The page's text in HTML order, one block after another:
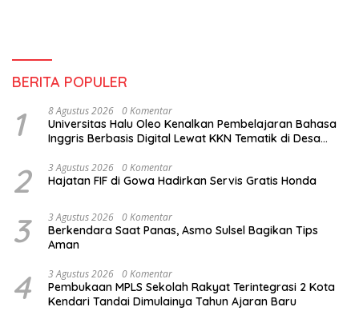
BERITA POPULER
1 8 Agustus 2026 0 Komentar
Universitas Halu Oleo Kenalkan Pembelajaran Bahasa
Inggris Berbasis Digital Lewat KKN Tematik di Desa
2 3 Agustus 2026 0 Komentar
Hajatan FIF di Gowa Hadirkan Servis Gratis Honda
3 3 Agustus 2026 0 Komentar
Berkendara Saat Panas, Asmo Sulsel Bagikan Tips
Aman
4 3 Agustus 2026 0 Komentar
Pembukaan MPLS Sekolah Rakyat Terintegrasi 2 Kota
Kendari Tandai Dimulainya Tahun Ajaran Baru